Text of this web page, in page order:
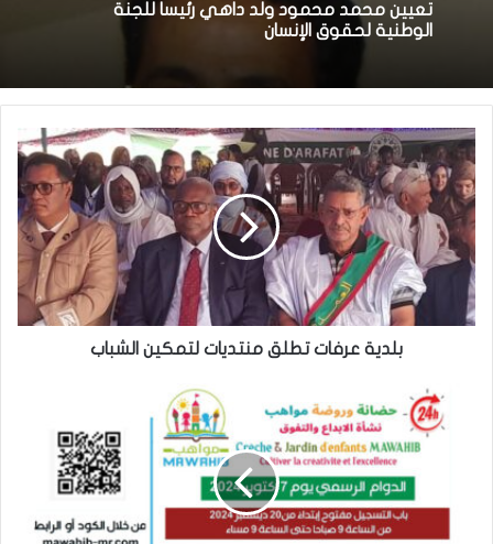
تعيين محمد محمود ولد داهي رئيسا للجنة
الوطنية لحقوق الإنسان
بلدية عرفات تطلق منتديات لتمكين الشباب